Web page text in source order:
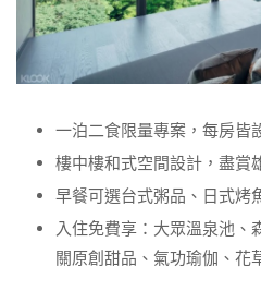
一泊二食限量專案，每房皆
樓中樓和式空間設計，盡賞
早餐可選台式粥品、日式烤
入住免費享：大眾溫泉池、
關原創甜品、氣功瑜伽、花